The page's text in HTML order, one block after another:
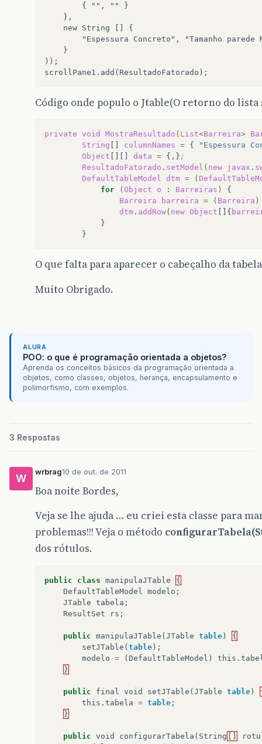
        { "", "" }
    },
    new String [] {
"Espessura Concreto", "Tamanho parede
    }
));
Código onde populo o Jtable(O retorno do
private void MostraResultado ( List<Barreira>
String
columnNames = {
"Espessura
Object
data = {,} ;
ResultadoFatorado . setModel ( new javax .
DefaultTableModel dtm = (
for
( Object o : Barreiras )
Barreira
barreira = ( Barreira )
dtm . addRow( new Object []{
O que falta para aparecer o cabeçalho da
Muito Obrigado.
ALURA
POO: o que é programação orientada a objetos?
Aprenda os conceitos básicos da programação orientada a
objetos, como classes, objetos, herança, encapsulamento e
polimorfismo, com exemplos.
3 Respostas
W
wrbrag10 de out. de 2011
Boa noite Bordes,
Veja se lhe ajuda … eu criei esta classe para
problemas!!! Veja o método
dos rótulos.
public class manipulaJTable
{
DefaultTableModel
modelo ;
JTable tabela ;
ResultSet
rs ;
public manipulaJTable (JTable table)
{
setJTable (table);
modelo = (DefaultTableModel ) this .
}
public final void setJTable (JTable table)
this . tabela = table ;
}
public void configurarTabela ( String []